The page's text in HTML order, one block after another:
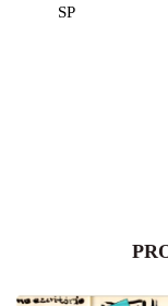
SP